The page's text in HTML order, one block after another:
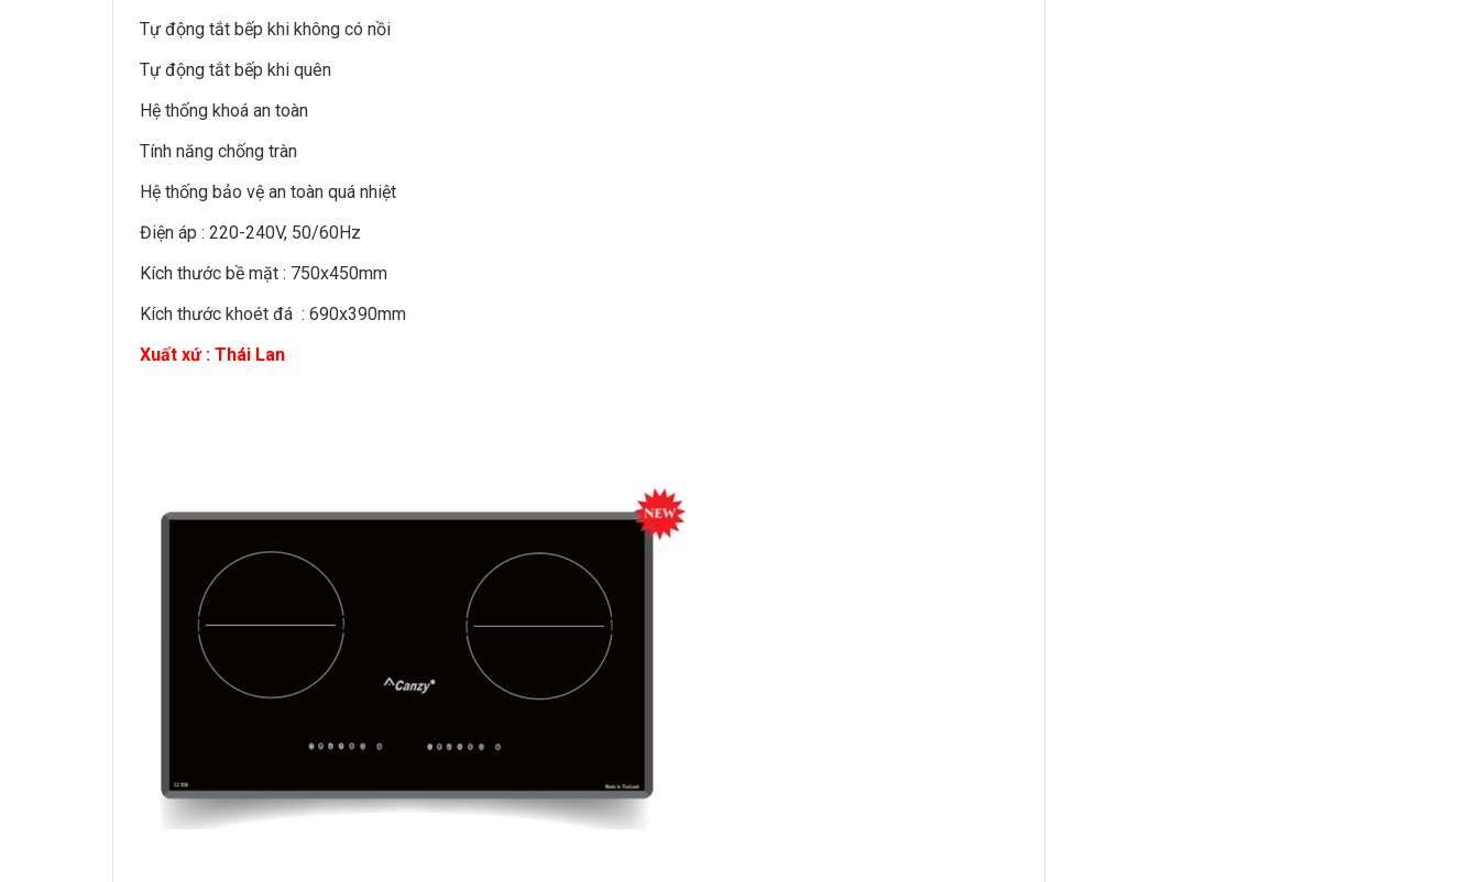
Tự động tắt bếp khi không có nồi
Tự động tắt bếp khi quên
Hệ thống khoá an toàn
Tính năng chống tràn
Hệ thống bảo vệ an toàn quá nhiệt
Điện áp : 220-240V, 50/60Hz
Kích thước bề mặt : 750x450mm
Kích thước khoét đá : 690x390mm
Xuất xứ : Thái Lan